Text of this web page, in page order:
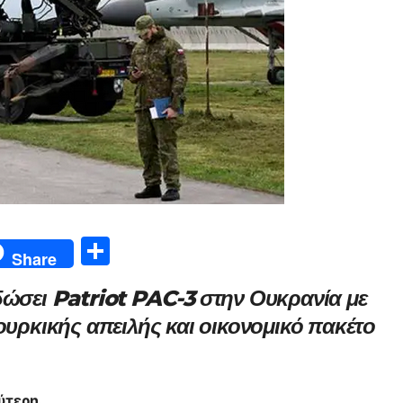
Share
ρ
α
Patriot PAC-3 στην Ουκρανία με
απειλής και οικονομικό πακέτο